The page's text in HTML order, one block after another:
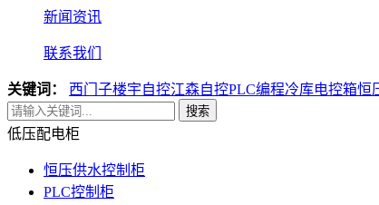
新闻资讯
联系我们
关键词： 西门子楼宇自控江森自控PLC编程冷库电控箱恒
搜索
低压配电柜
恒压供水控制柜
PLC控制柜